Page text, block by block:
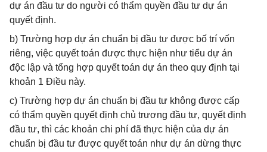
dự án đầu tư do người có thẩm quyền đầu tư dự án
quyết định.
b) Trường hợp dự án chuẩn bị đầu tư được bố trí vốn
riêng, việc quyết toán được thực hiện như tiểu dự án
độc lập và tổng hợp quyết toán dự án theo quy định tại
khoản 1 Điều này.
c) Trường hợp dự án chuẩn bị đầu tư không được cấp
có thẩm quyền quyết định chủ trương đầu tư, quyết định
đầu tư, thì các khoản chi phí đã thực hiện của dự án
chuẩn bị đầu tư được quyết toán như dự án dừng thực